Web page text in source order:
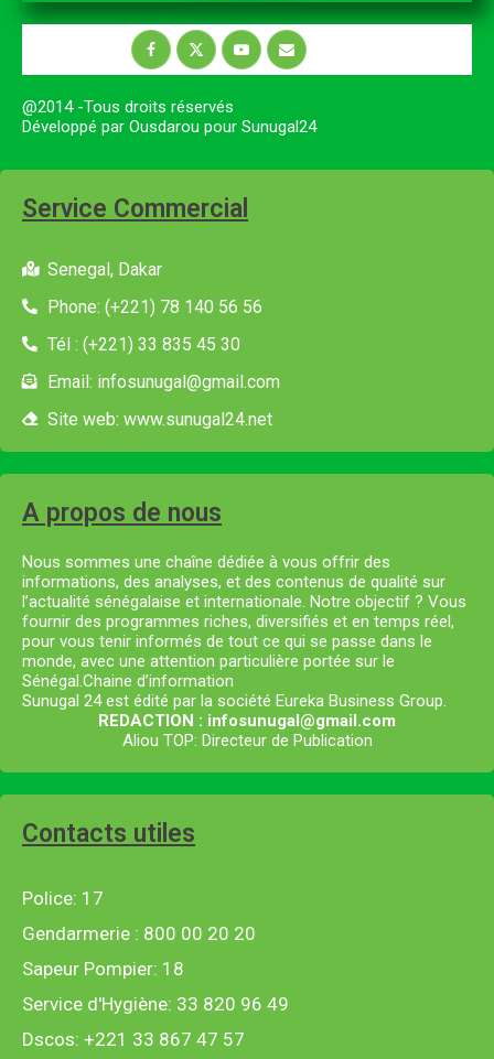
@2014 -Tous droits réservés
Développé par Ousdarou pour Sunugal24
Service Commercial
Senegal, Dakar
Phone: (+221) 78 140 56 56
Tél : (+221) 33 835 45 30
Email: infosunugal@gmail.com
Site web: www.sunugal24.net
A propos de nous
Nous sommes une chaîne dédiée à vous offrir des
informations, des analyses, et des contenus de qualité sur
l’actualité sénégalaise et internationale. Notre objectif ? Vous
fournir des programmes riches, diversifiés et en temps réel,
pour vous tenir informés de tout ce qui se passe dans le
monde, avec une attention particulière portée sur le
Sénégal.Chaine d’information
Sunugal 24 est édité par la société Eureka Business Group.
REDACTION : infosunugal@gmail.com
Aliou TOP: Directeur de Publication
Contacts utiles
Police: 17
Gendarmerie : 800 00 20 20
Sapeur Pompier: 18
Service d'Hygiène: 33 820 96 49
Dscos: +221 33 867 47 57